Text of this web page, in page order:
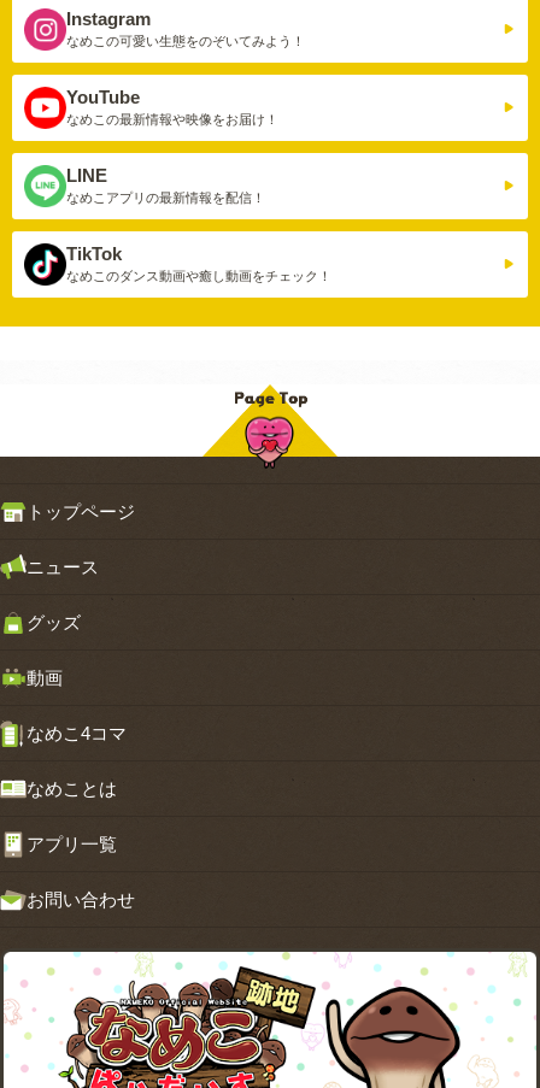
Instagram
なめこの可愛い生態をのぞいてみよう！
YouTube
なめこの最新情報や映像をお届け！
LINE
なめこアプリの最新情報を配信！
TikTok
なめこのダンス動画や癒し動画をチェック！
トップページ
ニュース
グッズ
動画
なめこ4コマ
なめことは
アプリ一覧
お問い合わせ